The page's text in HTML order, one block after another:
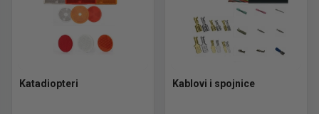
Katadiopteri Kablovi i spojnice